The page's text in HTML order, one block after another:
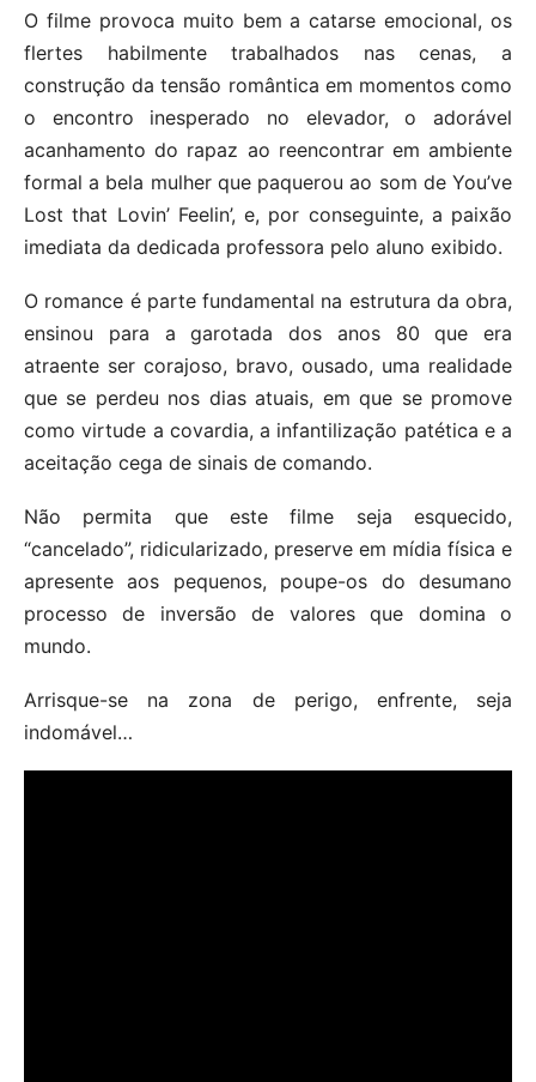
O filme provoca muito bem a catarse emocional, os
flertes habilmente trabalhados nas cenas, a
construção da tensão romântica em momentos como
o encontro inesperado no elevador, o adorável
acanhamento do rapaz ao reencontrar em ambiente
formal a bela mulher que paquerou ao som de You’ve
Lost that Lovin’ Feelin’, e, por conseguinte, a paixão
imediata da dedicada professora pelo aluno exibido.
O romance é parte fundamental na estrutura da obra,
ensinou para a garotada dos anos 80 que era
atraente ser corajoso, bravo, ousado, uma realidade
que se perdeu nos dias atuais, em que se promove
como virtude a covardia, a infantilização patética e a
aceitação cega de sinais de comando.
Não permita que este filme seja esquecido,
“cancelado”, ridicularizado, preserve em mídia física e
apresente aos pequenos, poupe-os do desumano
processo de inversão de valores que domina o
mundo.
Arrisque-se na zona de perigo, enfrente, seja
indomável…